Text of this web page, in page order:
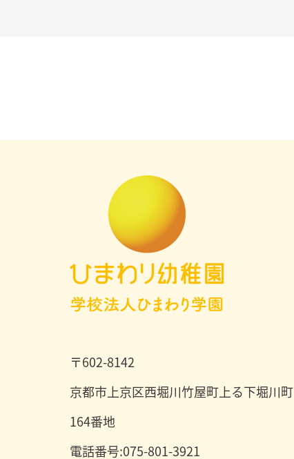
〒602-8142
京都市上京区西堀川竹屋町上る下堀川町
164番地
電話番号:075-801-3921